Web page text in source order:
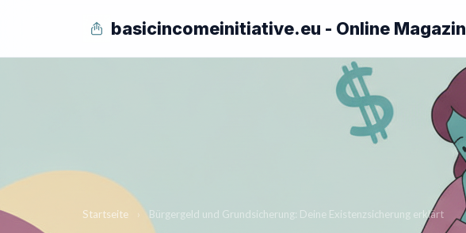
basicincomeinitiative.eu - Online Magazin
Startseite › Bürgergeld und Grundsicherung: Deine Existenzsicherung erklärt